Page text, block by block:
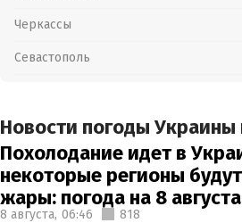
Черкассы
Севастополь
Новости погоды Украины
Похолодание идет в
некоторые регионы
жары: погода на 8 августа
8 августа, 06:46 818